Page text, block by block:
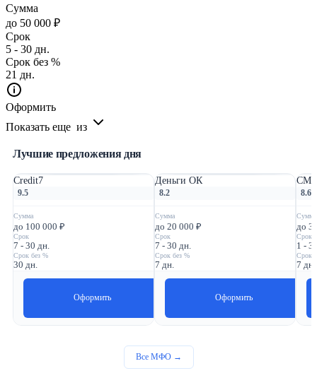
Сумма
до 50 000 ₽
Срок
5 - 30 дн.
Срок без %
21 дн.
Оформить
Показать еще из
Лучшие предложения дня
Credit7
9.5
Сумма
до 100 000 ₽
Срок
7 - 30 дн.
Срок без %
30 дн.
Оформить
Деньги ОК
8.2
Сумма
до 20 000 ₽
Срок
7 - 30 дн.
Срок без %
7 дн.
Оформить
СМС
8.6
Сумма
до
Срок
1 -
Срок
7 дн.
Все МФО →